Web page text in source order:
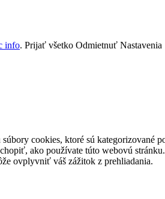
info. Prijať všetko Odmietnuť Nastavenia
cookies, ktoré sú kategorizované
ako používate túto webovú
ovplyvniť váš zážitok z prehliadania.